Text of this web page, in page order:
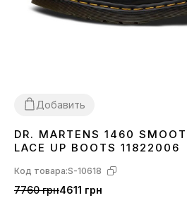
Добавить
36 373840 424344 45
DR. MARTENS 1460
LACE UP BOOTS 11822006
Код товара:S-10618
7760 грн4611 грн